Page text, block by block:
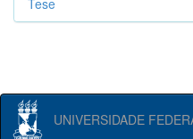
Tese
UNIVERSIDADE